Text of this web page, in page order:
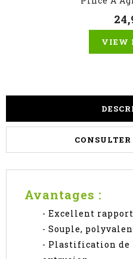
VIEW
Avantages :
- Excellent
- Souple,
- Plastification de